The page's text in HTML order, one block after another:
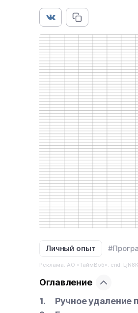
Личный опыт
Реклама. АО «ТаймВэб». erid:
Оглавление
Ручное удаление